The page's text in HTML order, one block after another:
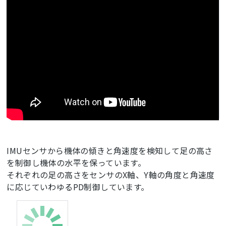
IMUセンサから機体の傾きと角速度を検知して足の高さ
を制御し機体の水平を保っています。
それぞれの足の高さをセンサのX軸、Y軸の角度と角速度
に応じていわゆるPD制御しています。